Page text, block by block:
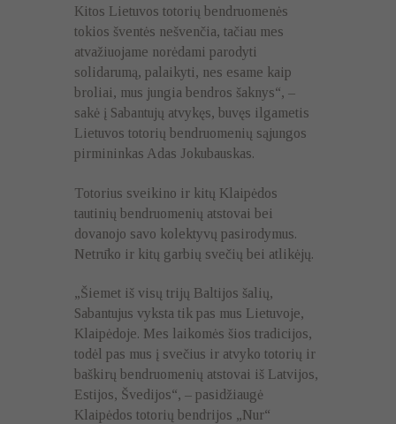
Kitos Lietuvos totorių bendruomenės
tokios šventės nešvenčia, tačiau mes
atvažiuojame norėdami parodyti
solidarumą, palaikyti, nes esame kaip
broliai, mus jungia bendros šaknys“, –
sakė į Sabantujų atvykęs, buvęs ilgametis
Lietuvos totorių bendruomenių sąjungos
pirmininkas Adas Jokubauskas.
Totorius sveikino ir kitų Klaipėdos
tautinių bendruomenių atstovai bei
dovanojo savo kolektyvų pasirodymus.
Netrūko ir kitų garbių svečių bei atlikėjų.
„Šiemet iš visų trijų Baltijos šalių,
Sabantujus vyksta tik pas mus Lietuvoje,
Klaipėdoje. Mes laikomės šios tradicijos,
todėl pas mus į svečius ir atvyko totorių ir
baškirų bendruomenių atstovai iš Latvijos,
Estijos, Švedijos“, – pasidžiaugė
Klaipėdos totorių bendrijos „Nur“